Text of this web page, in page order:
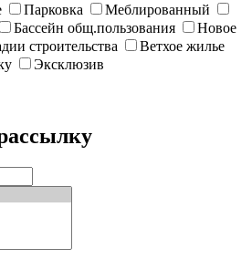
Парковка
Меблированный
Бассейн общ.пользования
Новое
строительства
Ветхое жилье
Эксклюзив